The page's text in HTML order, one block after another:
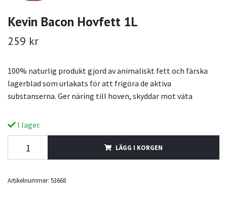
Kevin Bacon Hovfett 1L
259 kr
100% naturlig produkt gjord av animaliskt fett och färska
lagerblad som urlakats för att frigöra de aktiva
substanserna. Ger näring till hoven, skyddar mot väta
I lager.
LÄGG I KORGEN
Artikelnummer: 53668